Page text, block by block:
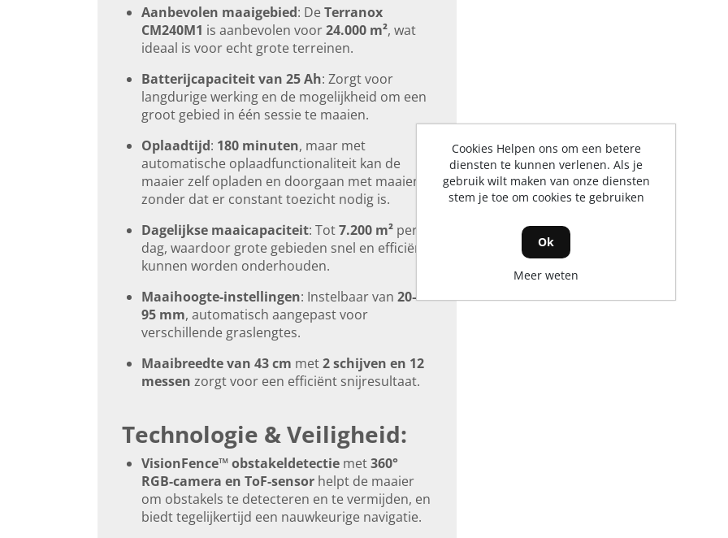
Aanbevolen maaigebied: DeTerranox
CM240M1 is aanbevolen voor24.000 m², wat
ideaal is voor echt grote terreinen.
Batterijcapaciteit van 25 Ah: Zorgt voor
langdurige werking en de mogelijkheid om een
groot gebied in één sessie te maaien.
Oplaadtijd: 180 minuten, maar met
automatische oplaadfunctionaliteit kan de
maaier zelf opladen en doorgaan met maaien
zonder dat er constant toezicht nodig is.
Dagelijkse maaicapaciteit: Tot7.200 m²per
dag, waardoor grote gebieden snel en efficiënt
kunnen worden onderhouden.
Maaihoogte-instellingen: Instelbaar van 20–
95 mm, automatisch aangepast voor
verschillende graslengtes.
Maaibreedte van 43 cm met2 schijven en 12
messen zorgt voor een efficiënt snijresultaat.
Technologie & Veiligheid:
VisionFence™ obstakeldetectiemet360°
RGB-camera en ToF-sensorhelpt de maaier
om obstakels te detecteren en te vermijden, en
biedt tegelijkertijd een nauwkeurige navigatie.
Cookies Helpen ons om een betere
diensten te kunnen verlenen. Als je
gebruik wilt maken van onze diensten
stem je toe om cookies te gebruiken
Ok
Meer weten